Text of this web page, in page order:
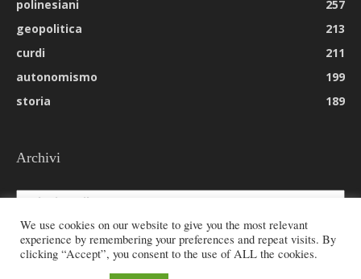
polinesiani
257
geopolitica
213
curdi
211
autonomismo
199
storia
189
Archivi
Archivi
We use cookies on our website to give you the most relevant
experience by remembering your preferences and repeat visits. By
clicking “Accept”, you consent to the use of ALL the cookies.